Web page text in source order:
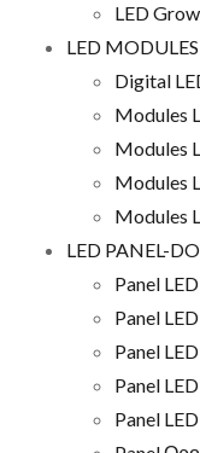
LED
LED MODULES
Digital
Modules
Modules
Modules
Modules
LED PANEL-
Panel
Panel
Panel
Panel
Panel